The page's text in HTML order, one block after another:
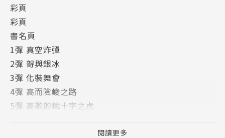
彩頁
彩頁
書名頁
1彈 真空炸彈
2彈 哿與銀冰
3彈 化裝舞會
4彈 高而險峻之路
5彈 高歌的鐵十字之虎
閱讀更多